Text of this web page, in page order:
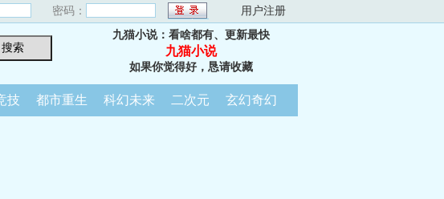
密码： 用户注册
九猫小说：看啥都有、更新最快
九猫小说
如果你觉得好，恳请收藏
技 都市重生 科幻未来 二次元 玄幻奇幻